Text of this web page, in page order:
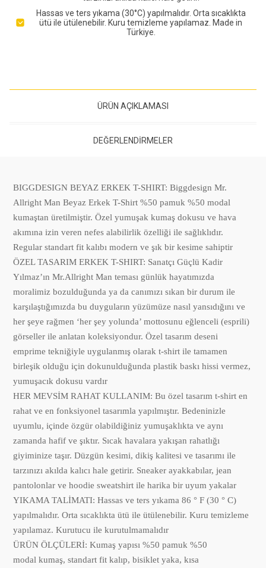
Hassas ve ters yıkama (30°C) yapılmalıdır. Orta sıcaklıkta
ütü ile ütülenebilir. Kuru temizleme yapılamaz. Made in
Türkiye.
ÜRÜN AÇIKLAMASI
DEĞERLENDIRMELER
BIGGDESIGN BEYAZ ERKEK T-SHIRT: Biggdesign Mr.
Allright Man Beyaz Erkek T-Shirt %50 pamuk %50 modal
kumaştan üretilmiştir. Özel yumuşak kumaş dokusu ve hava
akımına izin veren nefes alabilirlik özelliği ile sağlıklıdır.
Regular standart fit kalıbı modern ve şık bir kesime sahiptir
ÖZEL TASARIM ERKEK T-SHIRT: Sanatçı Güçlü Kadir
Yılmaz’ın Mr.Allright Man teması günlük hayatımızda
moralimiz bozulduğunda ya da canımızı sıkan bir durum ile
karşılaştığımızda bu duyguların yüzümüze nasıl yansıdığını ve
her şeye rağmen ‘her şey yolunda’ mottosunu eğlenceli (esprili)
görseller ile anlatan koleksiyondur. Özel tasarım deseni
emprime tekniğiyle uygulanmış olarak t-shirt ile tamamen
birleşik olduğu için dokunulduğunda plastik baskı hissi vermez,
yumuşacık dokusu vardır
HER MEVSİM RAHAT KULLANIM: Bu özel tasarım t-shirt en
rahat ve en fonksiyonel tasarımla yapılmıştır. Bedeninizle
uyumlu, içinde özgür olabildiğiniz yumuşaklıkta ve aynı
zamanda hafif ve şıktır. Sıcak havalara yakışan rahatlığı
giyiminize taşır. Düzgün kesimi, dikiş kalitesi ve tasarımı ile
tarzınızı akılda kalıcı hale getirir. Sneaker ayakkabılar, jean
pantolonlar ve hoodie sweatshirt ile harika bir uyum yakalar
YIKAMA TALİMATI: Hassas ve ters yıkama 86 ° F (30 ° C)
yapılmalıdır. Orta sıcaklıkta ütü ile ütülenebilir. Kuru temizleme
yapılamaz. Kurutucu ile kurutulmamalıdır
ÜRÜN ÖLÇÜLERİ: Kumaş yapısı %50 pamuk %50
modal kumaş, standart fit kalıp, bisiklet yaka, kısa